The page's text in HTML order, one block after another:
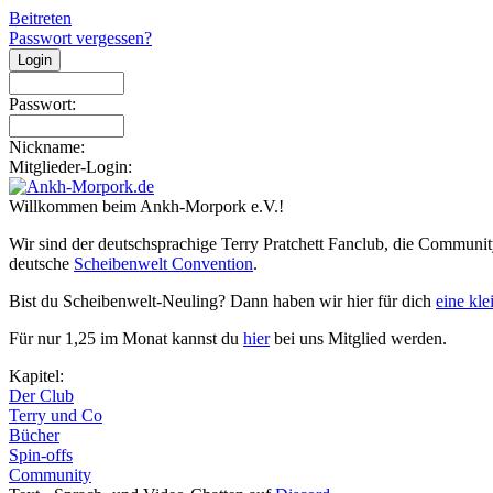
Beitreten
Passwort vergessen?
Passwort:
Nickname:
Mitglieder-Login:
Willkommen beim Ankh-Morpork e.V.!
Wir sind der deutschsprachige Terry Pratchett Fanclub, die
deutsche Scheibenwelt Convention.
Bist du Scheibenwelt-Neuling? Dann haben wir hier für dich eine
Für nur 1,25 im Monat kannst du hierbei uns Mitglied werden.
Kapitel:
Der Club
Terry und Co
Bücher
Spin-offs
Community